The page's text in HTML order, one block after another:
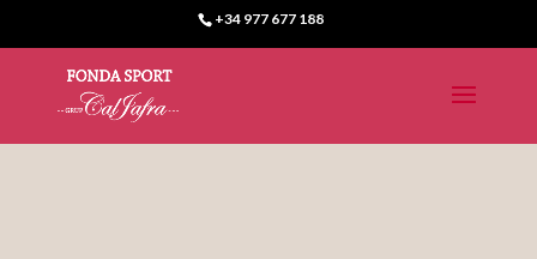
+34 977 677 188